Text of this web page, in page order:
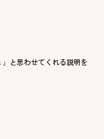
」と思わせてくれる説明を